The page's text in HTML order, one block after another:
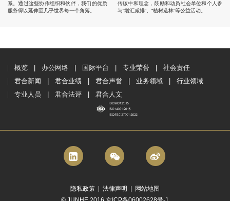
系。通过这些协作组织和伙伴，我们的优质
服务得以延伸至几乎世界每一个角落。
传碳中和理念，鼓励和动员社会单位和个人参
与“增汇减排”、“植树造林”等公益活动。
概览 办公网络 国际平台 专业荣誉
社会责任
君合新闻
君合业绩 君合声誉 业务领域
行业领域
专业人员
君合法评 君合人文
隐私政策 法律声明
网站地图